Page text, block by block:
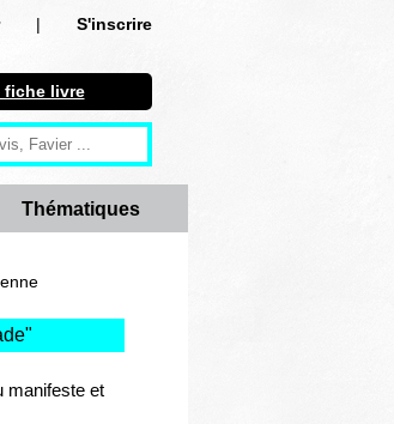
|
S'inscrire
livre
fiche livre
Thématiques
"
manifeste et